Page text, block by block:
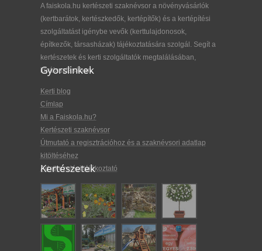
A faiskola.hu kertészeti szaknévsor a növényvásárlók
(kertbarátok, kertészkedők, kertépítők) és a kertépítési
szolgáltatást igénybe vevők (kerttulajdonosok,
építkezők, társasházak) tájékoztatására szolgál. Segít a
kertészetek és kerti szolgáltatók megtalálásában,
kiválasztásában.
Gyorslinkek
Kerti blog
Címlap
Mi a Faiskola.hu?
Kertészeti szaknévsor
Útmutató a regisztrációhoz és a szaknévsori adatlap
kitöltéséhez
Adatkezelési tájékoztató
Kertészetek